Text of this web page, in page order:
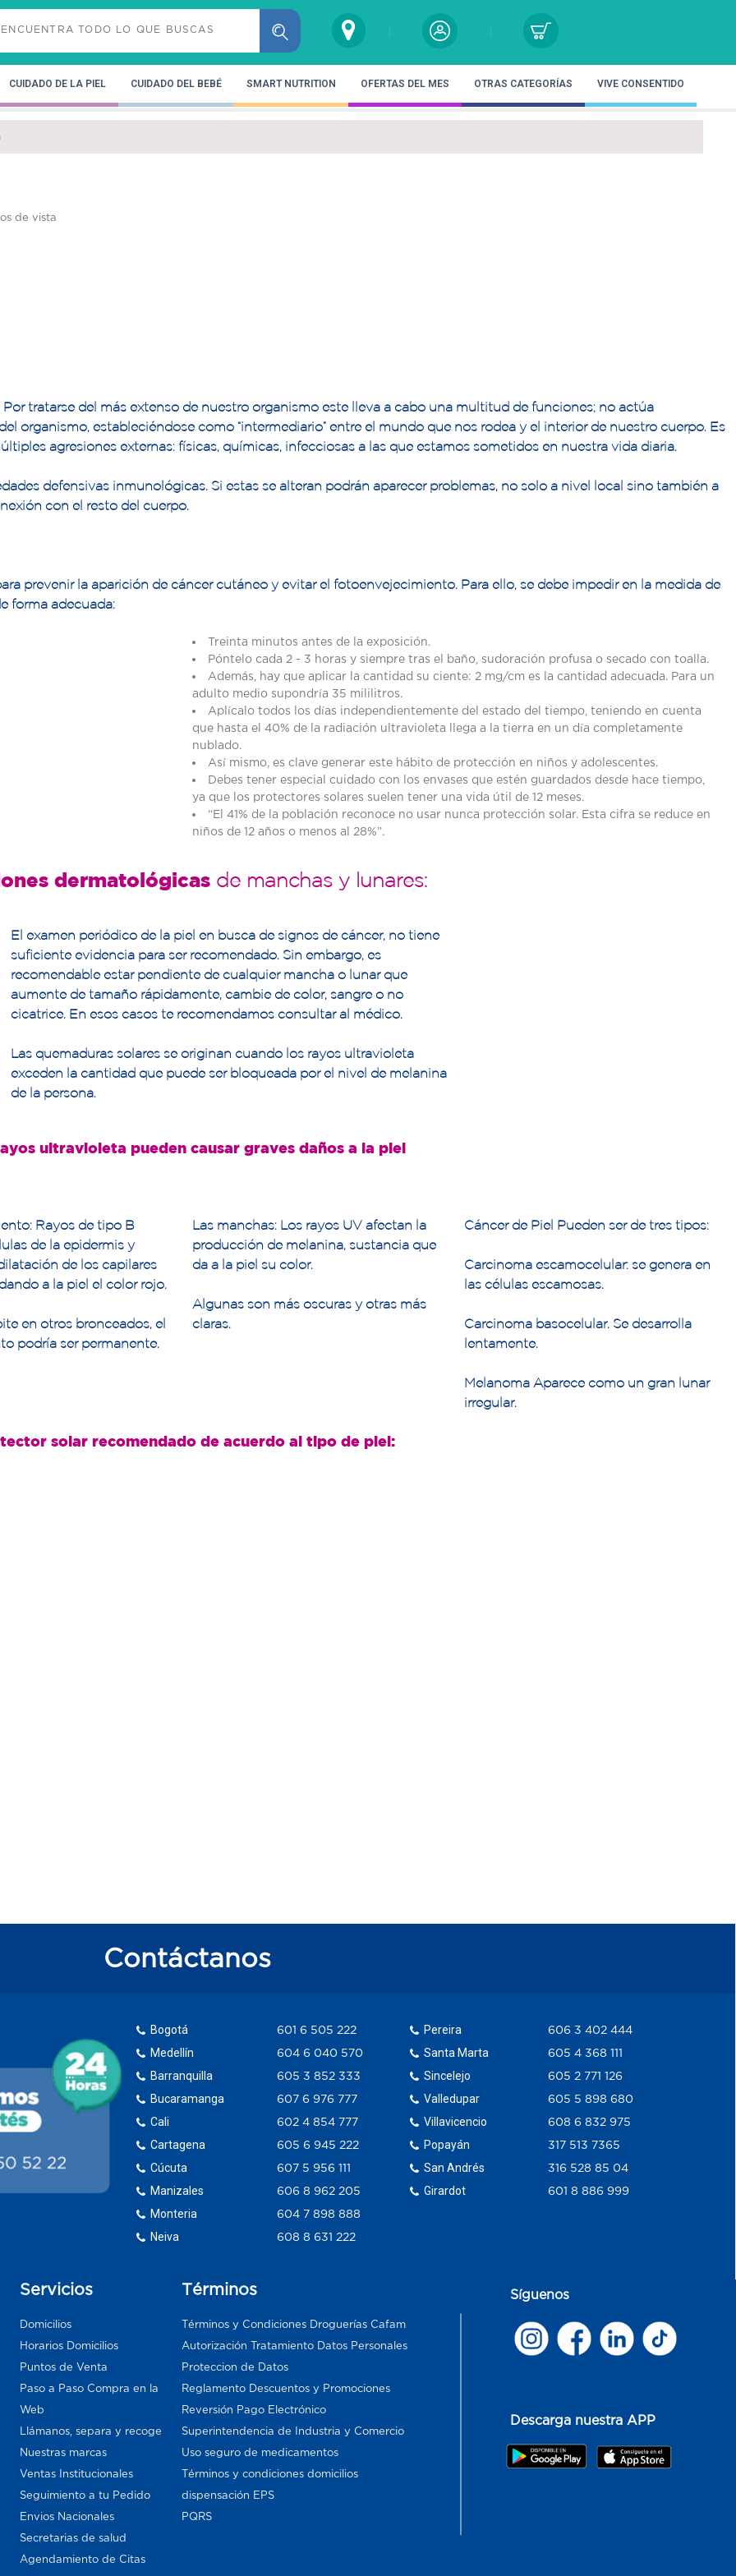
CUIDADO DE LA PIEL CUIDADO DEL BEBÉ SMART NUTRITION OFERTAS DEL MES OTRAS CATEGORÍAS VIVE CONSENTIDO
de vista
tratarse del más extenso de nuestro organismo este lleva a cabo una multitud de funciones; no actúa
organismo, estableciéndose como “intermediario” entre el mundo que nos rodea y el interior de nuestro cuerpo. Es
agresiones externas: físicas, químicas, infecciosas a las que estamos sometidos en nuestra vida diaria.
defensivas inmunológicas. Si estas se alteran podrán aparecer problemas, no solo a nivel local sino también a
con el resto del cuerpo.
prevenir la aparición de cáncer cutáneo y evitar el fotoenvejecimiento. Para ello, se debe impedir en la medida de
forma adecuada:
Treinta minutos antes de la exposición.
Póntelo cada 2 - 3 horas y siempre tras el baño, sudoración profusa o secado con toalla.
Además, hay que aplicar la cantidad su ciente: 2 mg/cm es la cantidad adecuada. Para un
adulto medio supondría 35 mililitros.
Aplícalo todos los días independientemente del estado del tiempo, teniendo en cuenta
que hasta el 40% de la radiación ultravioleta llega a la tierra en un día completamente
nublado.
Así mismo, es clave generar este hábito de protección en niños y adolescentes.
Debes tener especial cuidado con los envases que estén guardados desde hace tiempo,
ya que los protectores solares suelen tener una vida útil de 12 meses.
“El 41% de la población reconoce no usar nunca protección solar. Esta cifra se reduce en
niños de 12 años o menos al 28%”.
dermatológicas de manchas y lunares:
El examen periódico de la piel en busca de signos de cáncer, no tiene
suficiente evidencia para ser recomendado. Sin embargo, es
recomendable estar pendiente de cualquier mancha o lunar que
aumente de tamaño rápidamente, cambie de color, sangre o no
cicatrice. En esos casos te recomendamos consultar al médico.
Las quemaduras solares se originan cuando los rayos ultravioleta
exceden la cantidad que puede ser bloqueada por el nivel de melanina
de la persona.
ultravioleta pueden causar graves daños a la piel
Rayos de tipo B
de la epidermis y
de los capilares
a la piel el color rojo.
en otros bronceados, el
podría ser permanente.
Las manchas: Los rayos UV afectan la
producción de melanina, sustancia que
da a la piel su color.
Algunas son más oscuras y otras más
claras.
Cáncer de Piel Pueden ser de tres tipos:
Carcinoma escamocelular: se genera en
las células escamosas.
Carcinoma basocelular. Se desarrolla
lentamente.
Melanoma Aparece como un gran lunar
irregular.
solar recomendado de acuerdo al tipo de piel:
Contáctanos
Bogotá
Medellín
Barranquilla
Bucaramanga
Cali
Cartagena
Cúcuta
Manizales
Monteria
Neiva
601 6 505 222
604 6 040 570
605 3 852 333
607 6 976 777
602 4 854 777
605 6 945 222
607 5 956 111
606 8 962 205
604 7 898 888
608 8 631 222
Pereira
Santa Marta
Sincelejo
Valledupar
Villavicencio
Popayán
San Andrés
Girardot
606 3 402 444
605 4 368 111
605 2 771 126
605 5 898 680
608 6 832 975
317 513 7365
316 528 85 04
601 8 886 999
Servicios
Domicilios
Horarios Domicilios
Puntos de Venta
Paso a Paso Compra en la
Web
Llámanos, separa y recoge
Nuestras marcas
Ventas Institucionales
Seguimiento a tu Pedido
Envios Nacionales
Secretarias de salud
Agendamiento de Citas
Términos
Términos y Condiciones Droguerías Cafam
Autorización Tratamiento Datos Personales
Proteccion de Datos
Reglamento Descuentos y Promociones
Reversión Pago Electrónico
Superintendencia de Industria y Comercio
Uso seguro de medicamentos
Términos y condiciones domicilios
dispensación EPS
PQRS
Síguenos
Descarga nuestra APP